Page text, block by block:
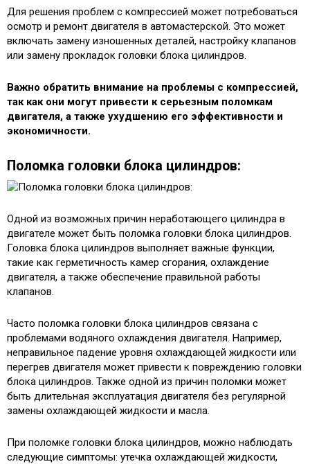
Для решения проблем с компрессией может потребоваться
осмотр и ремонт двигателя в автомастерской. Это может
включать замену изношенных деталей, настройку клапанов
или замену прокладок головки блока цилиндров.
Важно обратить внимание на проблемы с компрессией,
так как они могут привести к серьезным поломкам
двигателя, а также ухудшению его эффективности и
экономичности.
Поломка головки блока цилиндров:
Одной из возможных причин неработающего цилиндра в
двигателе может быть поломка головки блока цилиндров.
Головка блока цилиндров выполняет важные функции,
такие как герметичность камер сгорания, охлаждение
двигателя, а также обеспечение правильной работы
клапанов.
Часто поломка головки блока цилиндров связана с
проблемами водяного охлаждения двигателя. Например,
неправильное падение уровня охлаждающей жидкости или
перегрев двигателя может привести к повреждению головки
блока цилиндров. Также одной из причин поломки может
быть длительная эксплуатация двигателя без регулярной
замены охлаждающей жидкости и масла.
При поломке головки блока цилиндров, можно наблюдать
следующие симптомы: утечка охлаждающей жидкости,